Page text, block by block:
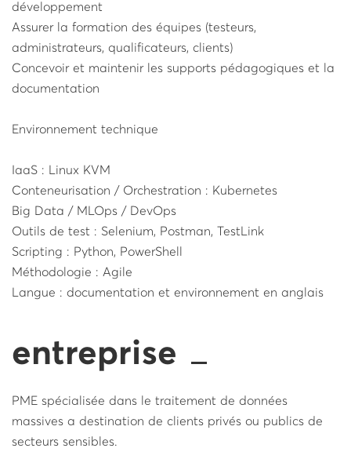
développement
Assurer la formation des équipes (testeurs,
administrateurs, qualificateurs, clients)
Concevoir et maintenir les supports pédagogiques et la
documentation
Environnement technique
IaaS : Linux KVM
Conteneurisation / Orchestration : Kubernetes
Big Data / MLOps / DevOps
Outils de test : Selenium, Postman, TestLink
Scripting : Python, PowerShell
Méthodologie : Agile
Langue : documentation et environnement en anglais
entreprise
PME spécialisée dans le traitement de données
massives a destination de clients privés ou publics de
secteurs sensibles.